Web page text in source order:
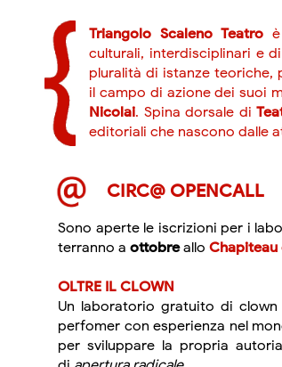
Triangolo Scaleno Teatro
culturali, interdisciplinari e
pluralità di istanze teoriche,
il campo di azione dei suoi
Nicolai. Spina dorsale di
editoriali che nascono dalle
CIRC@ OPENCALL
Sono aperte le iscrizioni per i
terranno a ottobreallo Chapiteau
OLTRE IL CLOWN
Un laboratorio gratuito di
perfomer con esperienza nel
per sviluppare la propria